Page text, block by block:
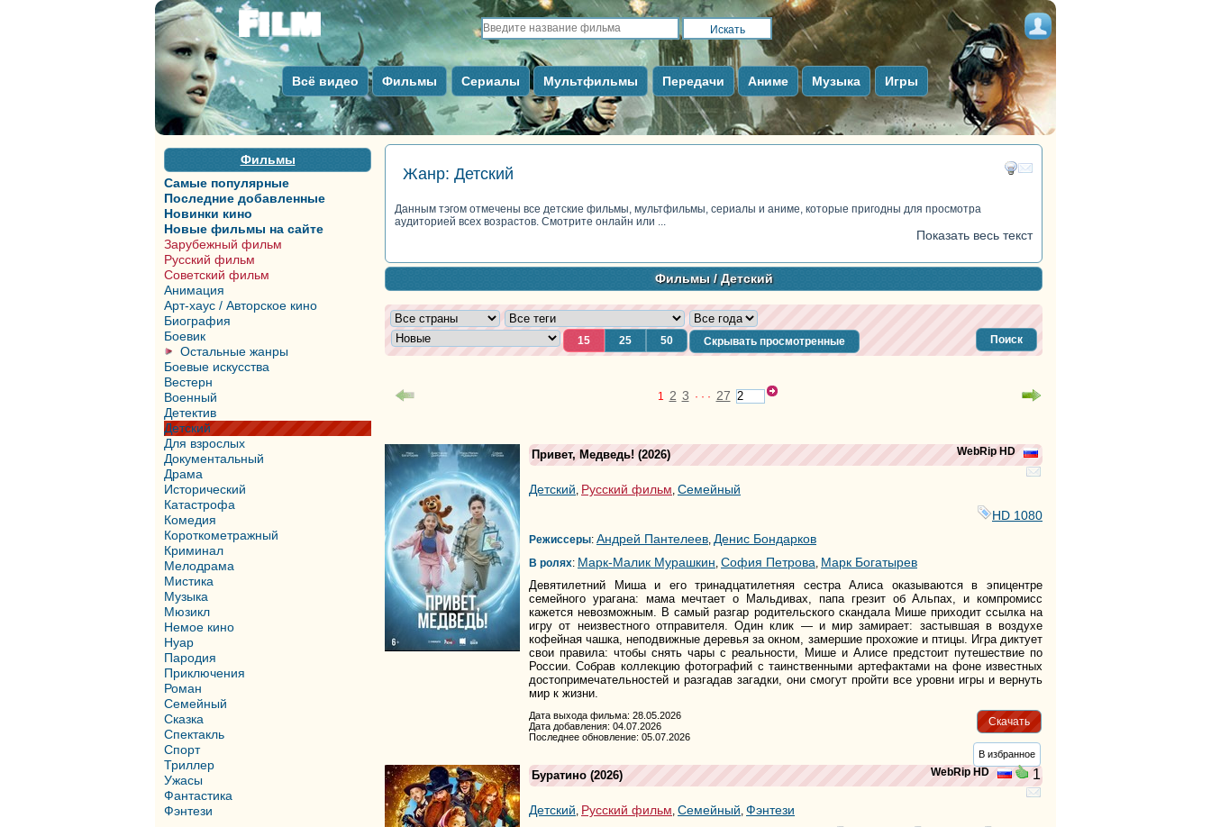
Всё видео Фильмы Сериалы Мультфильмы Передачи Аниме Музыка Игры
Фильмы
Самые популярные
Последние добавленные
Новинки кино
Новые фильмы на сайте
Зарубежный фильм
Русский фильм
Советский фильм
Анимация
Арт-хаус / Авторское кино
Биография
Боевик
Остальные жанры
Боевые искусства
Вестерн
Военный
Детектив
Детский
Для взрослых
Документальный
Драма
Исторический
Катастрофа
Комедия
Короткометражный
Криминал
Мелодрама
Мистика
Музыка
Мюзикл
Немое кино
Нуар
Пародия
Приключения
Роман
Семейный
Сказка
Спектакль
Спорт
Триллер
Ужасы
Фантастика
Фэнтези
Жанр: Детский
Данным тэгом отмечены все детские фильмы, мультфильмы, сериалы и аниме, которые пригодны для просмотра
аудиторией всех возрастов. Смотрите онлайн или ...
Показать весь текст
Фильмы/ Детский
Поиск
15 25 50 Скрывать просмотренные
1 2 3 · · · 27
WebRip HD
Привет, Медведь! (2026)
Детский, Русский фильм, Семейный
HD 1080
Режиссеры: Андрей Пантелеев, Денис Бондарков
В ролях: Марк-Малик Мурашкин, София Петрова, Марк Богатырев
Девятилетний Миша и его тринадцатилетняя сестра Алиса оказываются в эпицентре
семейного урагана: мама мечтает о Мальдивах, папа грезит об Альпах, и компромисс
кажется невозможным. В самый разгар родительского скандала Мише приходит ссылка на
игру от неизвестного отправителя. Один клик — и мир замирает: застывшая в воздухе
кофейная чашка, неподвижные деревья за окном, замершие прохожие и птицы. Игра диктует
свои правила: чтобы снять чары с реальности, Мише и Алисе предстоит путешествие по
России. Собрав коллекцию фотографий с таинственными артефактами на фоне известных
достопримечательностей и разгадав загадки, они смогут пройти все уровни игры и вернуть
мир к жизни.
Скачать
Дата выхода фильма: 28.05.2026
Дата добавления: 04.07.2026
Последнее обновление: 05.07.2026
В избранное
WebRip HD 1
Буратино (2026)
Детский, Русский фильм, Семейный, Фэнтези